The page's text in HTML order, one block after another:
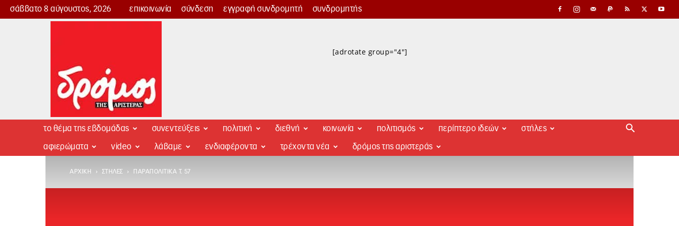
σάββατο 8 αύγουστος, 2026 επικοινωνία σύνδεση εγγραφή συνδρομητή συνδρομητής
Δρόμος
[adrotate group="4"]
το θέμα της εβδομάδας συνεντεύξεις πολιτική διεθνή κοινωνία πολιτισμός περίπτερο ιδεών στήλες
αφιερώματα video λάβαμε ενδιαφέροντα τρέχοντα νέα δρόμος της αριστεράς
ΑΡΧΙΚΉ ΣΤΉΛΕΣ ΠΑΡΑΠΟΛΙΤΙΚΆ Τ. 57